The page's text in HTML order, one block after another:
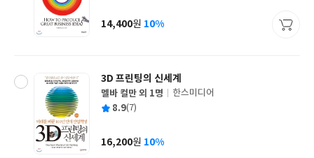
사
가
14,400원 10%
3D 프린팅의 신세계
글
쓴
멜바 컬만 외 1명
출
사
한스미디어
평 8.9(7)
가
16,200원 10%